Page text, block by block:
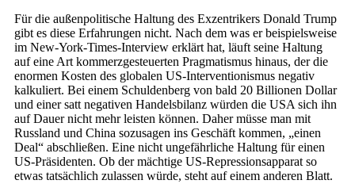
Für die außenpolitische Haltung des Exzentrikers Donald Trump
gibt es diese Erfahrungen nicht. Nach dem was er beispielsweise
im New-York-Times-Interview erklärt hat, läuft seine Haltung
auf eine Art kommerzgesteuerten Pragmatismus hinaus, der die
enormen Kosten des globalen US-Interventionismus negativ
kalkuliert. Bei einem Schuldenberg von bald 20 Billionen Dollar
und einer satt negativen Handelsbilanz würden die USA sich ihn
auf Dauer nicht mehr leisten können. Daher müsse man mit
Russland und China sozusagen ins Geschäft kommen, „einen
Deal“ abschließen. Eine nicht ungefährliche Haltung für einen
US-Präsidenten. Ob der mächtige US-Repressionsapparat so
etwas tatsächlich zulassen würde, steht auf einem anderen Blatt.